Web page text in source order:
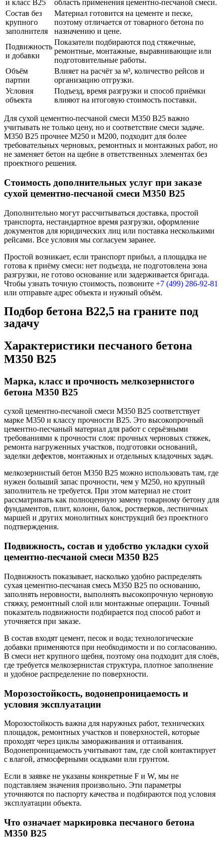
и класс В25
область применения цементно-песчаной смеси.
Состав без
крупного
заполнителя
Материал готовится на цементе и песке,
поэтому отличается от товарного бетона по
назначению и цене.
Подвижность
и добавки
Показатели подбираются под стяжечные,
ремонтные, монтажные, выравнивающие или
подготовительные работы.
Объём
партии
Влияет на расчёт за м³, количество рейсов и
организацию отгрузки.
Условия
объекта
Подъезд, время разгрузки и способ приёмки
влияют на итоговую стоимость поставки.
Для сухой цементно-песчаной смеси М350 В25 важно
учитывать не только цену, но и соответствие смеси задаче.
М350 В25 прочнее М250 и М200, подходит для более
требовательных черновых, ремонтных и монтажных работ, но
не заменяет бетон на щебне в ответственных элементах без
проектного решения.
Стоимость дополнительных услуг при заказе
сухой цементно-песчаной смеси М350 В25
Дополнительно могут рассчитываться доставка, простой
транспорта, нестандартное время разгрузки, оформление
документов для юридических лиц или поставка несколькими
рейсами. Все условия мы согласуем заранее.
Простой возникает, если транспорт прибыл, а площадка не
готова к приёму смеси: нет подъезда, не подготовлена зона
разгрузки, не готово основание или задерживается бригада.
Чтобы узнать точную стоимость, позвоните +7 (499) 286-92-81
или отправьте адрес объекта и нужный объём.
Подбор бетона В22,5 на граните под
задачу
Характеристики песчаного бетона
М350 В25
Марка, класс и прочность мелкозернистого
бетона М350 В25
сухой цементно-песчаной смеси М350 В25 соответствует
марке М350 и классу прочности В25. Это высокопрочный
цементно-песчаный материал для работ с серьёзными
требованиями к прочности слоя: прочных черновых стяжек,
ремонта нагруженных участков, подготовки оснований,
заделки дефектов, монтажных и отдельных кладочных задач.
мелкозернистый бетон М350 В25 можно использовать там, где
нужен больший запас прочности, чем у М250, но крупный
заполнитель не требуется. При этом материал не стоит
рассматривать как полноценную замену товарному бетону для
фундаментов, плит, колонн, балок, ростверков, лестничных
маршей и других монолитных конструкций без проектного
подтверждения.
Подвижность, состав и удобство укладки сухой
цементно-песчаной смеси М350 В25
Подвижность показывает, насколько удобно распределять
сухая цементно-песчаная смесь М350 В25 по основанию,
заполнять неровности, выполнять высокопрочную черновую
стяжку, ремонтный слой или монтажные операции. Точный
показатель подвижности подбирается под способ работ и
уточняется при заказе.
В состав входят цемент, песок и вода; технологические
добавки применяются при необходимости и по согласованию.
В смеси нет крупного щебня, поэтому она подходит для слоёв,
где требуется мелкозернистая структура, плотное заполнение
и удобное распределение по поверхности.
Морозостойкость, водонепроницаемость и
условия эксплуатации
Морозостойкость важна для наружных работ, технических
площадок, ремонтных участков и поверхностей, которые
проходят через циклы замораживания и оттаивания.
Водонепроницаемость учитывают там, где слой контактирует
с влагой, атмосферными осадками или грунтом.
Если в заявке не указаны конкретные F и W, мы не
подставляем значения произвольно. Эти параметры
уточняются по паспорту качества и подбираются под условия
эксплуатации объекта.
Что означает маркировка песчаного бетона
М350 В25